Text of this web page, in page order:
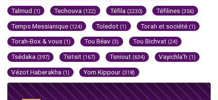
Talmud (1) Techouva (122) Téfila (2230) Téfilines (356)
Temps Messianique (124) Toledot (1) Torah et société (1)
Torah-Box & vous (1) Tou Béav (3) Tou Bichvat (24)
Tsédaka (397) Tsitsit (167) Tsniout (634) Vayichla'h (1)
Vézot Haberakha (1) Yom Kippour (318)